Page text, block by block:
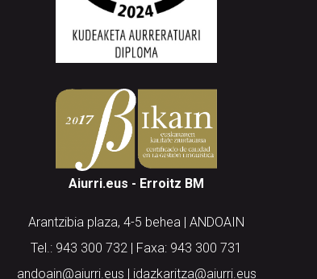
Aiurri.eus - Erroitz BM
Arantzibia plaza, 4-5 behea | ANDOAIN
Tel.: 943 300 732 | Faxa: 943 300 731
andoain@aiurri.eus | idazkaritza@aiurri.eus